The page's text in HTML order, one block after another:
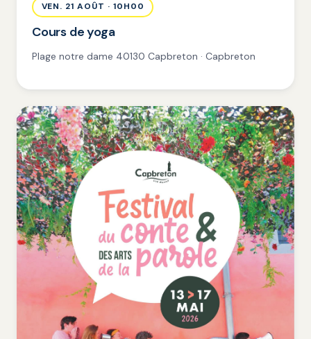
VEN. 21 AOÛT · 10H00
Cours de yoga
Plage notre dame 40130 Capbreton · Capbreton